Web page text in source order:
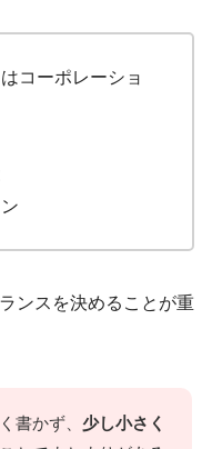
コーポレーショ
ンスを決めることが重
書かず、 少し小さく